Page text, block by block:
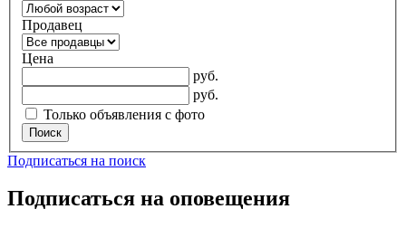
Продавец
Цена
руб.
руб.
Только объявления с фото
Поиск
Подписаться на поиск
Подписаться на оповещения